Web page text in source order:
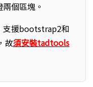
個區塊。
支援bootstrap2和
故須安裝tadtools